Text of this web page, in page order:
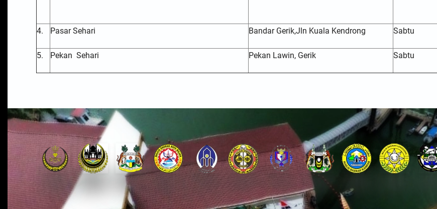
4. Pasar Sehari Bandar Gerik,Jln Kuala Kendrong Sabtu
5. Pekan Sehari Pekan Lawin, Gerik Sabtu